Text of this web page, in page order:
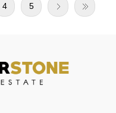
4 5